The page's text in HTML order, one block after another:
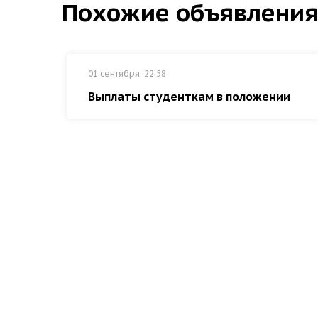
Похожие объявления
01 сентября, 22:58
Выплаты студенткам в положении